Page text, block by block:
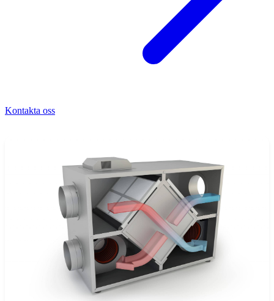
Kontakta oss